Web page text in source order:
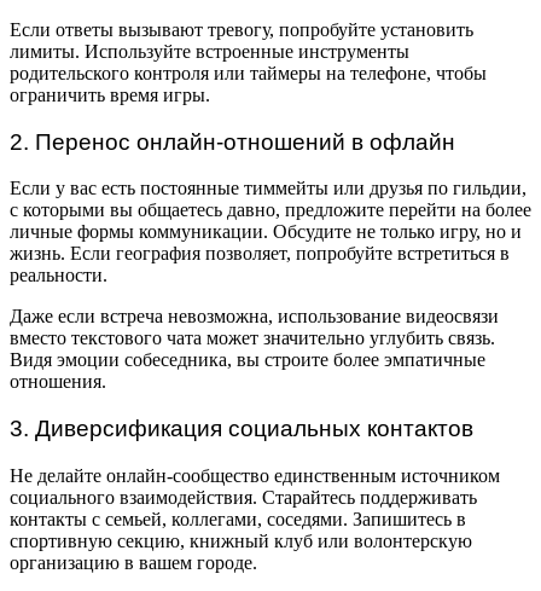
Если ответы вызывают тревогу, попробуйте установить
лимиты. Используйте встроенные инструменты
родительского контроля или таймеры на телефоне, чтобы
ограничить время игры.
2. Перенос онлайн-отношений в офлайн
Если у вас есть постоянные тиммейты или друзья по гильдии,
с которыми вы общаетесь давно, предложите перейти на более
личные формы коммуникации. Обсудите не только игру, но и
жизнь. Если география позволяет, попробуйте встретиться в
реальности.
Даже если встреча невозможна, использование видеосвязи
вместо текстового чата может значительно углубить связь.
Видя эмоции собеседника, вы строите более эмпатичные
отношения.
3. Диверсификация социальных контактов
Не делайте онлайн-сообщество единственным источником
социального взаимодействия. Старайтесь поддерживать
контакты с семьей, коллегами, соседями. Запишитесь в
спортивную секцию, книжный клуб или волонтерскую
организацию в вашем городе.